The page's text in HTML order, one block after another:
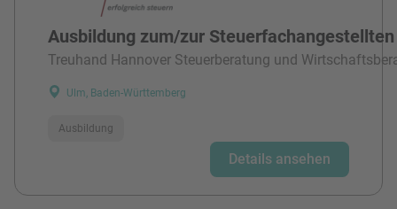
Ausbildung zum/zur
Treuhand Hannover Steuerberatung und
Ulm, Baden-Württemberg
Ausbildung
Details ansehen